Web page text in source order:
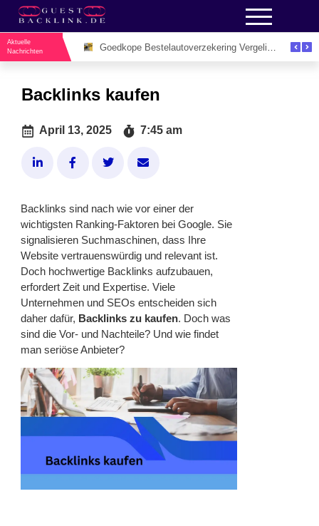
Aktuelle
Nachrichten
Goedkope Bestelautoverzekering Vergelijken: De Slimme Manier om Zakelijk Geld te Besparen Google
Backlinks kaufen
April 13, 2025 7:45 am
Backlinks sind nach wie vor einer der
wichtigsten Ranking-Faktoren bei Google. Sie
signalisieren Suchmaschinen, dass Ihre
Website vertrauenswürdig und relevant ist.
Doch hochwertige Backlinks aufzubauen,
erfordert Zeit und Expertise. Viele
Unternehmen und SEOs entscheiden sich
daher dafür, Backlinks zu kaufen. Doch was
sind die Vor- und Nachteile? Und wie findet
man seriöse Anbieter?